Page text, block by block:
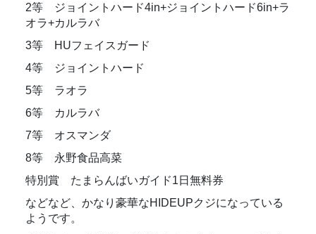
2等 ジョイントハード4in+ジョイントハード6in+ラ
オラ+カルラバ
3等 HUフェイスガード
4等 ジョイントハード
5等 ラオラ
6等 カルラバ
7等 オスマンダ
8等 永野食品高菜
特別賞 たまらんばいガイド1日無料券
などなど、かなり豪華なHIDEUPクジになっている
ようです。